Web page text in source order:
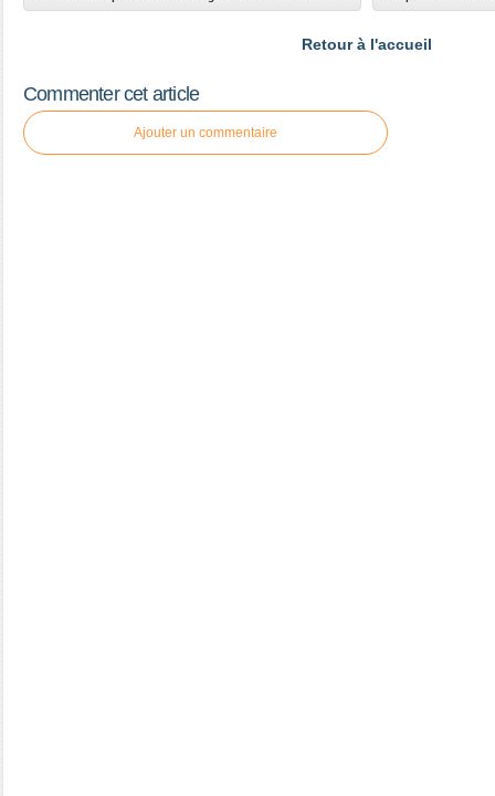
Retour à l'accueil
Commenter cet article
Ajouter un commentaire